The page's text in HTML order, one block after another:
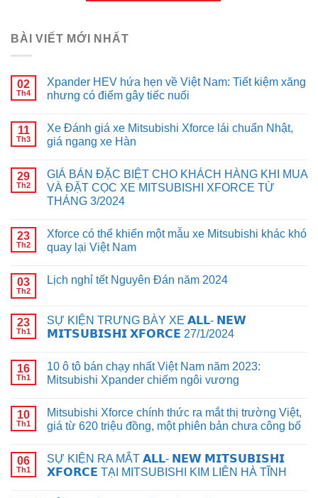
BÀI VIẾT MỚI NHẤT
02
Th4
Xpander HEV hứa hẹn về Việt Nam: Tiết kiệm xăng
nhưng có điểm gây tiếc nuối
11
Th3
Xe Đánh giá xe Mitsubishi Xforce lái chuẩn Nhật,
giá ngang xe Hàn
29
Th2
GIÁ BÁN ĐẶC BIỆT CHO KHÁCH HÀNG KHI MUA
VÀ ĐẶT CỌC XE MITSUBISHI XFORCE TỪ
THÁNG 3/2024
23
Th2
Xforce có thể khiến một mẫu xe Mitsubishi khác khó
quay lại Việt Nam
03
Th2
Lịch nghỉ tết Nguyên Đán năm 2024
23
Th1
SỰ KIỆN TRƯNG BÀY XE 𝗔𝗟𝗟- 𝗡𝗘𝗪
𝗠𝗜𝗧𝗦𝗨𝗕𝗜𝗦𝗛𝗜 𝗫𝗙𝗢𝗥𝗖𝗘 27/1/2024
16
Th1
10 ô tô bán chạy nhất Việt Nam năm 2023:
Mitsubishi Xpander chiếm ngôi vương
10
Th1
Mitsubishi Xforce chính thức ra mắt thị trường Việt,
giá từ 620 triệu đồng, một phiên bản chưa công bố
06
Th1
SỰ KIỆN RA MẮT 𝗔𝗟𝗟- 𝗡𝗘𝗪 𝗠𝗜𝗧𝗦𝗨𝗕𝗜𝗦𝗛𝗜
𝗫𝗙𝗢𝗥𝗖𝗘 TẠI MITSUBISHI KIM LIÊN HÀ TĨNH